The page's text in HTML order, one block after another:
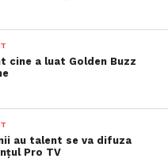
cine a luat Golden Buzz
au talent se va difuza
Pro TV